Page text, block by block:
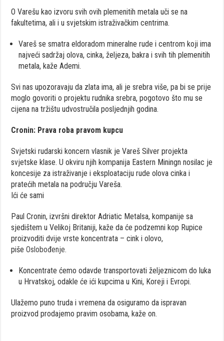
O Varešu kao izvoru svih ovih plemenitih metala uči se na
fakultetima, ali i u svjetskim istraživačkim centrima.
Vareš se smatra eldoradom mineralne rude i centrom koji ima
najveći sadržaj olova, cinka, željeza, bakra i svih tih plemenitih
metala, kaže Ademi.
Svi nas upozoravaju da zlata ima, ali je srebra više, pa bi se prije
moglo govoriti o projektu rudnika srebra, pogotovo što mu se
cijena na tržištu udvostručila posljednjih godina.
Cronin: Prava roba pravom kupcu
Svjetski rudarski koncern vlasnik je Vareš Silver projekta
svjetske klase. U okviru njih kompanija Eastern Miningn nosilac je
koncesije za istraživanje i eksploataciju rude olova cinka i
pratećih metala na području Vareša.
Ići će sami
Paul Cronin, izvršni direktor Adriatic Metalsa, kompanije sa
sjedištem u Velikoj Britaniji, kaže da će podzemni kop Rupice
proizvoditi dvije vrste koncentrata – cink i olovo,
pišeOslobođenje.
Koncentrate ćemo odavde transportovati željeznicom do luka
u Hrvatskoj, odakle će ići kupcima u Kini, Koreji i Evropi.
Ulažemo puno truda i vremena da osiguramo da ispravan
proizvod prodajemo pravim osobama, kaže on.